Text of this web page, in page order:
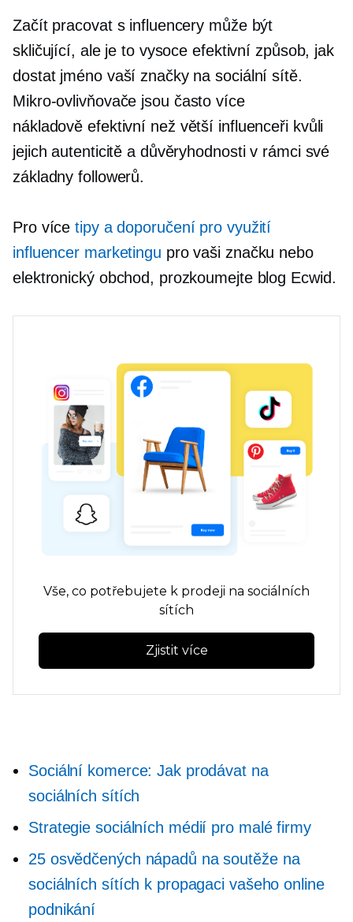
Začít pracovat s influencery může být
skličující, ale je to vysoce efektivní způsob, jak
dostat jméno vaší značky na sociální sítě.
Mikro-ovlivňovače jsou často více
nákladově efektivní než větší influenceři kvůli
jejich autenticitě a důvěryhodnosti v rámci své
základny followerů.
Pro vícetipy a doporučení pro využití
influencer marketingu pro vaši značku nebo
elektronický obchod, prozkoumejte blog Ecwid.
Vše, co potřebujete k prodeji na sociálních
sítích
Zjistit více
Sociální komerce: Jak prodávat na
sociálních sítích
Strategie sociálních médií pro malé firmy
25 osvědčených nápadů na soutěže na
sociálních sítích k propagaci vašeho online
podnikání